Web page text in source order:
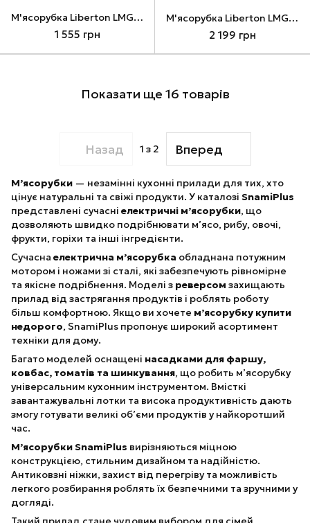
М'ясорубка Liberton LMG-18S01
1 555 грн
М'ясорубка Liberton LMG-18T02
2 199 грн
Показати ще 16 товарів
Назад 1 з 2 Вперед
М’ясорубки — незамінні кухонні прилади для тих, хто
цінує натуральні та свіжі продукти. У каталозі SnamiPlus
представлені сучасні електричні м’ясорубки, що
дозволяють швидко подрібнювати м’ясо, рибу, овочі,
фрукти, горіхи та інші інгредієнти.
Сучасна електрична м’ясорубка обладнана потужним
мотором і ножами зі сталі, які забезпечують рівномірне
та якісне подрібнення. Моделі з реверсом захищають
прилад від застрягання продуктів і роблять роботу
більш комфортною. Якщо ви хочете м’ясорубку купити
недорого, SnamiPlus пропонує широкий асортимент
техніки для дому.
Багато моделей оснащені насадками для фаршу,
ковбас, томатів та шинкування, що робить м’ясорубку
універсальним кухонним інструментом. Вмісткі
завантажувальні лотки та висока продуктивність дають
змогу готувати великі об’єми продуктів у найкоротший
час.
М’ясорубки SnamiPlus вирізняються міцною
конструкцією, стильним дизайном та надійністю.
Антиковзні ніжки, захист від перегріву та можливість
легкого розбирання роблять їх безпечними та зручними у
догляді.